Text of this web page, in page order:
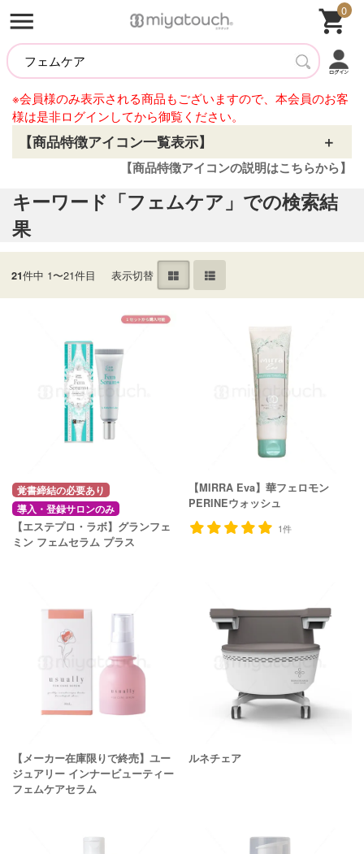
0
※会員様のみ表示される商品もございますので、本会員のお客
様は是非ログインしてから御覧ください。
【商品特徴アイコン一覧表示】
【商品特徴アイコンの説明はこちらから】
キーワード「フェムケア」での検索結
果
21件中 1〜21件目 表示切替
覚書締結の必要あり
導入・登録サロンのみ
【エステプロ・ラボ】グランフェ
ミン フェムセラム プラス
【MIRRA Eva】華フェロモン
PERINEウォッシュ
1件
【メーカー在庫限りで終売】ユー
ジュアリー インナービューティー
フェムケアセラム
ルネチェア